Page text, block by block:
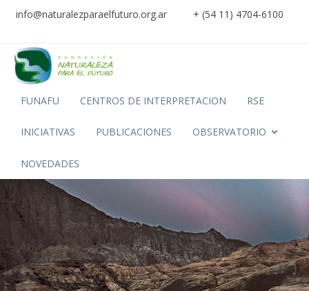
info@naturalezparaelfuturo.org.ar + (54 11) 4704-6100
FUNAFU CENTROS DE INTERPRETACION RSE
INICIATIVAS PUBLICACIONES OBSERVATORIO
NOVEDADES